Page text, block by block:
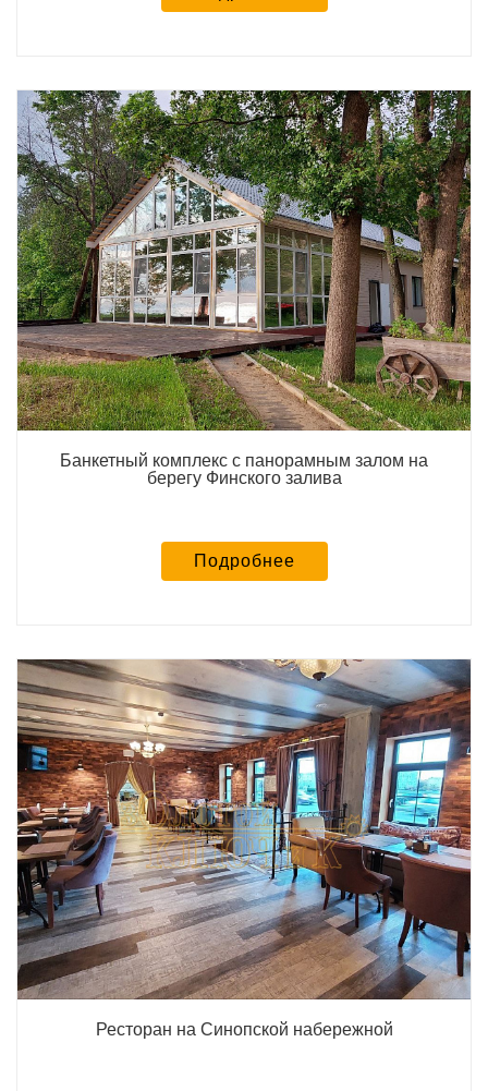
Банкетный комплекс с панорамным залом на
берегу Финского залива
Подробнее
Ресторан на Синопской набережной